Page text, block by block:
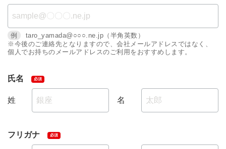
例
taro_yamada@○○○.ne.jp（半角英数）
※今後のご連絡先となりますので、会社メールアドレスではなく、
個人でお持ちのメールアドレスのご利用をおすすめします。
氏名
姓 名
フリガナ